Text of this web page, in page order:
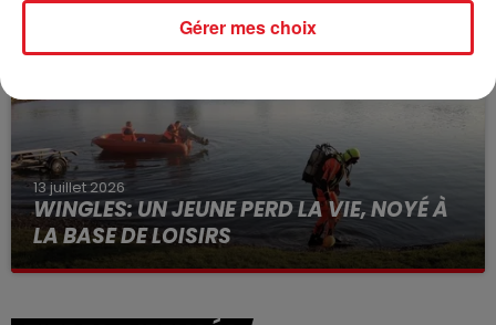
13 juillet 2026
WINGLES: UN JEUNE PERD LA VIE, NOYÉ À
LA BASE DE LOISIRS
La victime a coulé à pic
Gérer mes choix